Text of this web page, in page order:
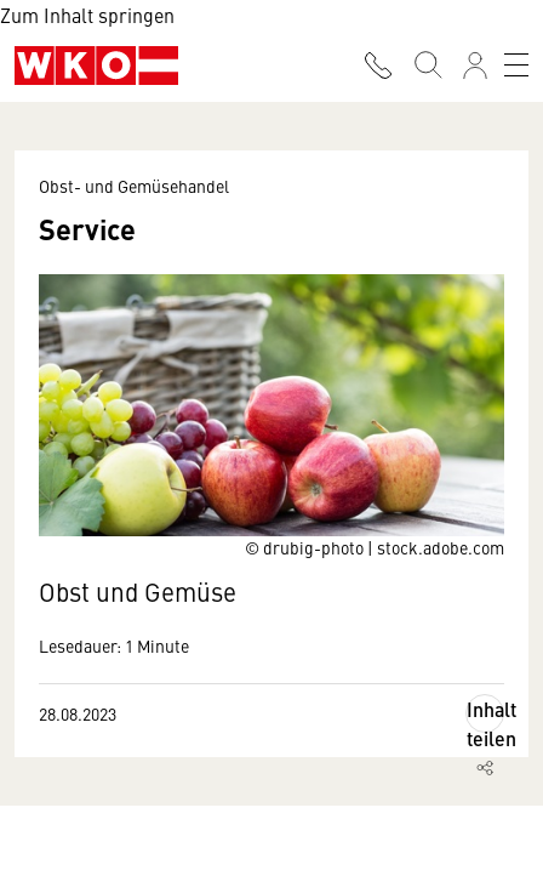
Zum Inhalt springen
© drubig-photo | stock.adobe.com
Obst- und Gemüsehandel
Service
Obst und Gemüse
Lesedauer: 1 Minute
28.08.2023
Inhalt
teilen